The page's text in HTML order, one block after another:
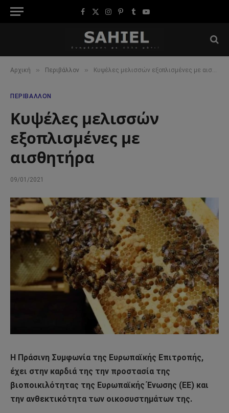
Facebook
X
Instagram
Pinterest
TumblrYouTube
Αρχική » Περιβάλλον » Κυψέλες μελισσών εξοπλισμένες με αισθητήρα
ΠΕΡΙΒΆΛΛΟΝ
Κυψέλες μελισσών
εξοπλισμένες με
αισθητήρα
09/01/2021
Η Πράσινη Συμφωνία της Ευρωπαϊκής Επιτροπής,
έχει στην καρδιά της την προστασία της
βιοποικιλότητας της Ευρωπαϊκής Ένωσης (ΕΕ) και
την ανθεκτικότητα των οικοσυστημάτων της.